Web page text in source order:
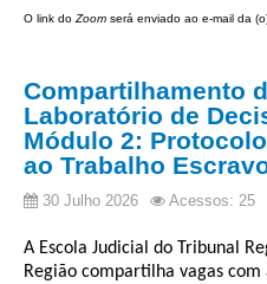
Conexão Inclusiva
Informe de
Buscar Notícias
O link doZoom será enviado ao e-mail da
Compartilhamento
Laboratório de
Módulo 2:
ao Trabalho
30 Julho 2026 Acessos: 25
A Escola Judicial do Tribunal
Região compartilha vagas com